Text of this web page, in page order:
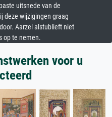
uitsnede van de
deze wijzigingen graag
Aarzel alstublieft niet
op te nemen.
voor u